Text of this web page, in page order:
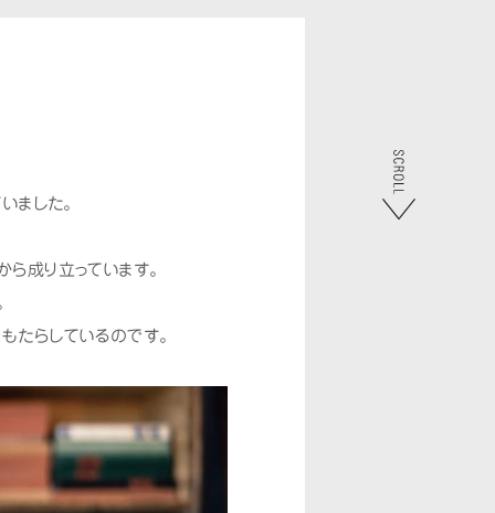
ました。
成り立っています。
らしているのです。